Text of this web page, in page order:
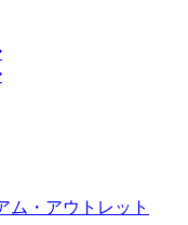
ム・アウトレット